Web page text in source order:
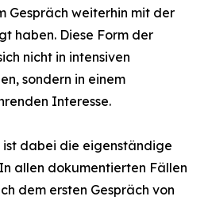
Gespräch weiterhin mit der
haben. Diese Form der
nicht in intensiven
sondern in einem
Interesse.
ist dabei die eigenständige
allen dokumentierten Fällen
dem ersten Gespräch von